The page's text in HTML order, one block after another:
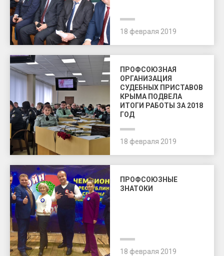
18 февраля 2019
ПРОФСОЮЗНАЯ
ОРГАНИЗАЦИЯ
СУДЕБНЫХ ПРИСТАВОВ
КРЫМА ПОДВЕЛА
ИТОГИ РАБОТЫ ЗА 2018
ГОД
18 февраля 2019
ПРОФСОЮЗНЫЕ
ЗНАТОКИ
18 февраля 2019